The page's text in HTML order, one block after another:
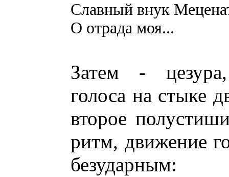
Славный внук
О отрада моя...
Затем - цезура,
голоса на стыке
второе
ритм, движение
безударным: